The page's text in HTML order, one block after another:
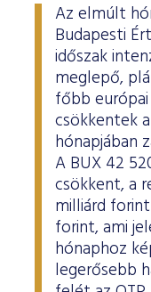
Az elmúlt
Budapesti
időszak
meglepő,
főbb
csökkentek
hónapjában
A BUX 42
csökkent, a
milliárd
forint, ami
hónaphoz
legerősebb